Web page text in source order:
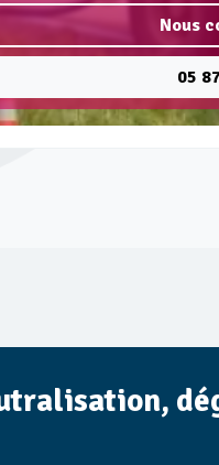
Nous
05